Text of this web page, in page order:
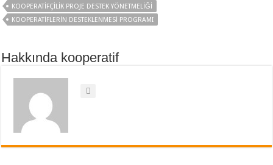
KOOPERATİFÇİLİK PROJE DESTEK YÖNETMELİĞİ
KOOPERATIFLERIN DESTEKLENMESI PROGRAMI
Hakkında kooperatif